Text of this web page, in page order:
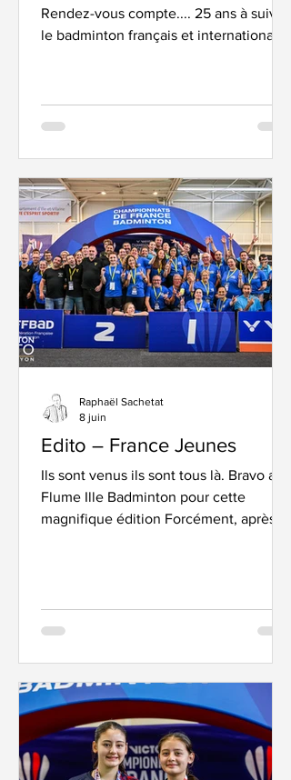
Rendez-vous compte.... 25 ans à suivre
le badminton français et international....
coup de tête po trop réfléchi - comme
de créer un Magazine "Collector" pour
fêter notre quart de siècle. On ne vous
dévoile pas les rubriques, bien sûr, mais
vou
Edito – France Jeunes
Ils sont venus ils sont tous là. Bravo au
Flume Ille Badminton pour cette
magnifique édition Forcément, après
— j'ai bien été tenté d'en rajouter un
peu sur le résumé de la semaine, mais il
» (drôle de terme pour le photographe
que je suis par ailleurs) dans nos
articles. Pas pour le
Raphaël Sachetat
8 juin